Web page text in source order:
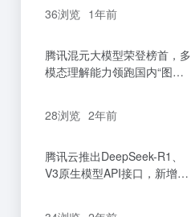
36浏览 1年前
腾讯混元大模型荣登榜首，多
模态理解能力领跑国内“图生
28浏览 2年前
腾讯云推出DeepSeek-R1、
V3原生模型API接口，新增联